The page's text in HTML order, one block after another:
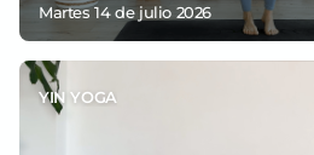
martes 14de julio 2026
YIN YOGA